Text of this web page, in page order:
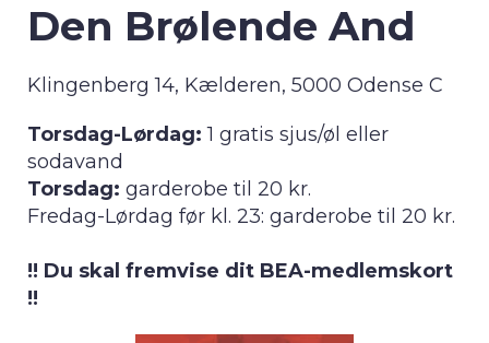
Den Brølende And
Klingenberg 14, Kælderen, 5000 Odense C
Torsdag-Lørdag: 1 gratis sjus/øl eller
sodavand
Torsdag: garderobe til 20 kr.
Fredag-Lørdag før kl. 23: garderobe til 20 kr.
!! Du skal fremvise dit BEA-medlemskort
!!